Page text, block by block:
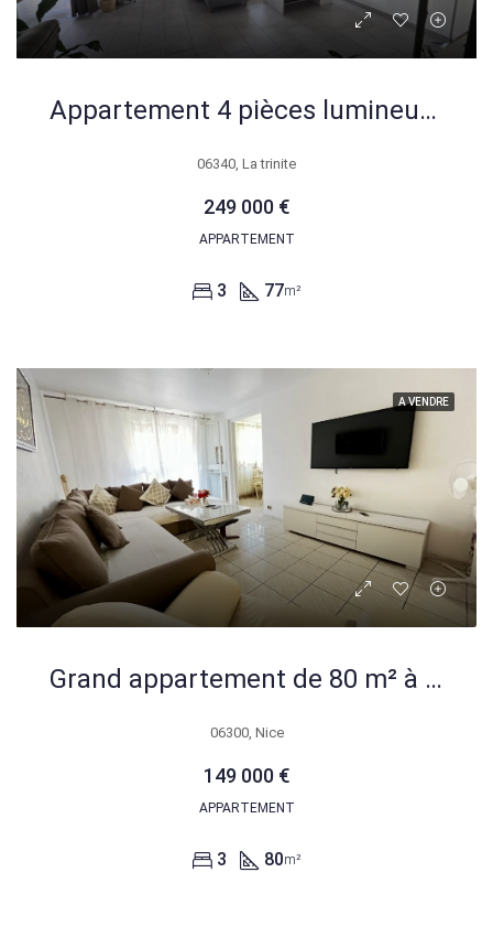
Appartement 4 pièces lumineux de 77,82 m² à La Trinité avec balcon, garage et cave
06340, La trinite
249 000 €
APPARTEMENT
3 77m²
A VENDRE
Grand appartement de 80 m² à Nice avec balcon et parking sécurisé
06300, Nice
149 000 €
APPARTEMENT
3 80m²